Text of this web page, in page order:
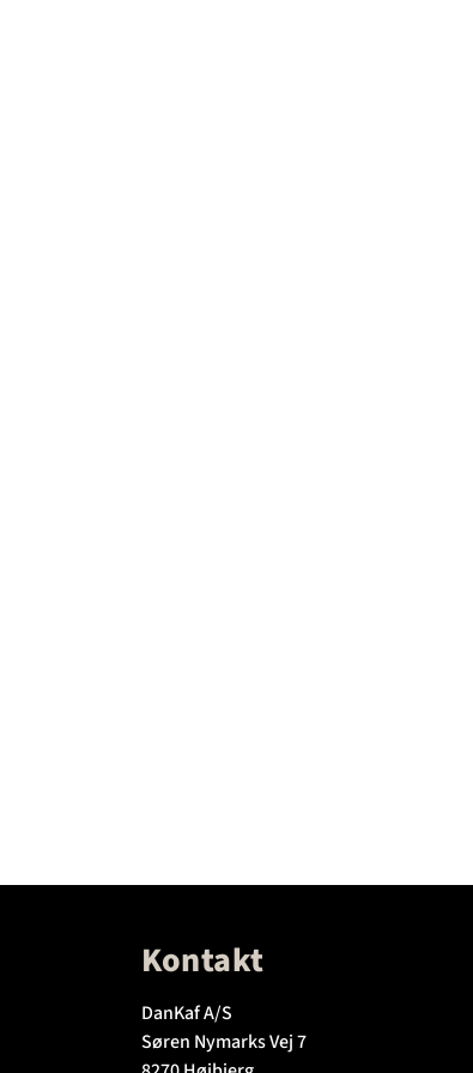
Kontakt
DanKaf A/S
Søren Nymarks Vej 7